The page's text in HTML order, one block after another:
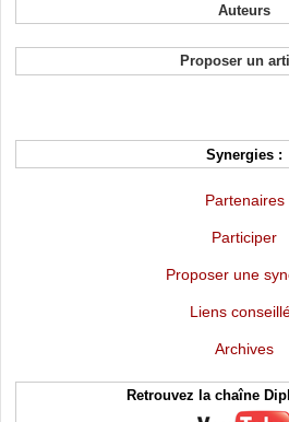
Auteurs
Proposer un
Synergies :
Partenaires
Participer
Proposer une
Liens
Archives
Retrouvez la chaîne